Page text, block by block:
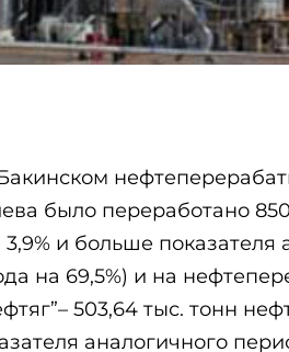
было переработано
и больше показателя
на 69,5%) и на
503,64 тыс. тонн
аналогичного